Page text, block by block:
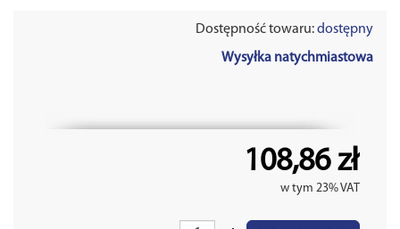
Dostępność towaru:dostępny
Wysyłka natychmiastowa
108,86 zł
w tym 23% VAT